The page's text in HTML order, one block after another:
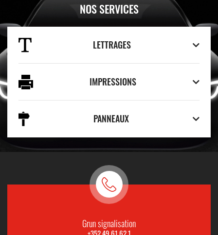
NOS SERVICES
LETTRAGES
IMPRESSIONS
PANNEAUX
Grun signalisation